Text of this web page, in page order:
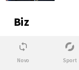
Biz
Novo Sport